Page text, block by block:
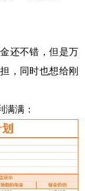
还不错，但是万
，同时也想给刚
满：